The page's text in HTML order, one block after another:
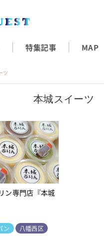
特集記事 MAP
ツ
本城スイーツ
ン専門店『本城
ン 八幡西区